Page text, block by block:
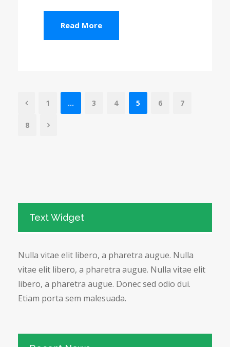
Read More
1 … 3 4 5 6 7
8
Text Widget
Nulla vitae elit libero, a pharetra augue. Nulla
vitae elit libero, a pharetra augue. Nulla vitae elit
libero, a pharetra augue. Donec sed odio dui.
Etiam porta sem malesuada.